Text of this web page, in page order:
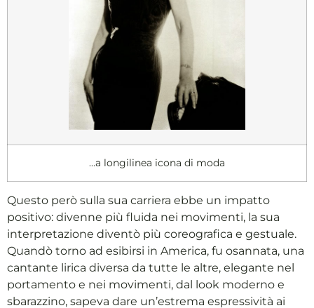
…a longilinea icona di moda
Questo però sulla sua carriera ebbe un impatto
positivo: divenne più fluida nei movimenti, la sua
interpretazione diventò più coreografica e gestuale.
Quandò torno ad esibirsi in America, fu osannata, una
cantante lirica diversa da tutte le altre, elegante nel
portamento e nei movimenti, dal look moderno e
sbarazzino, sapeva dare un’estrema espressività ai